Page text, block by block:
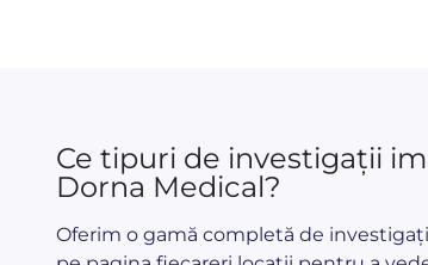
Ce tipuri de investigații
Dorna Medical?
Oferim o gamă completă de